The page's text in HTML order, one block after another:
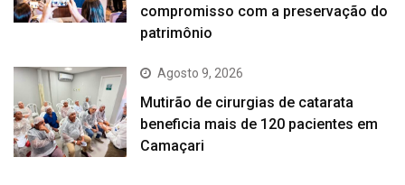
compromisso com a preservação do
patrimônio
Agosto 9, 2026
Mutirão de cirurgias de catarata
beneficia mais de 120 pacientes em
Camaçari